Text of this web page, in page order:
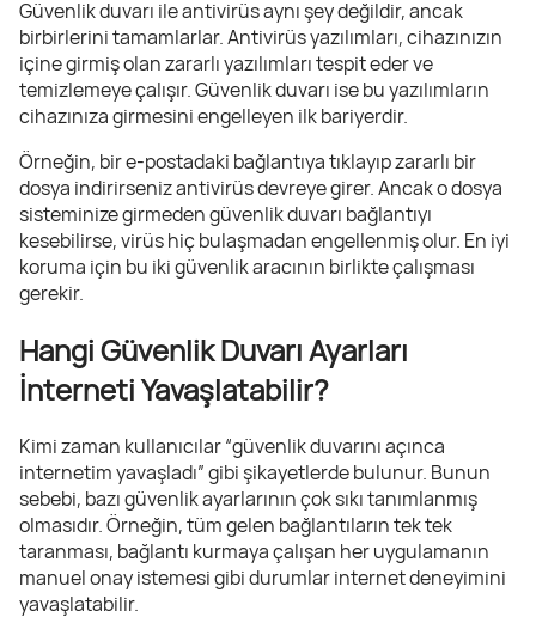
Güvenlik duvarı ile antivirüs aynı şey değildir, ancak
birbirlerini tamamlarlar. Antivirüs yazılımları, cihazınızın
içine girmiş olan zararlı yazılımları tespit eder ve
temizlemeye çalışır. Güvenlik duvarı ise bu yazılımların
cihazınıza girmesini engelleyen ilk bariyerdir.
Örneğin, bir e-postadaki bağlantıya tıklayıp zararlı bir
dosya indirirseniz antivirüs devreye girer. Ancak o dosya
sisteminize girmeden güvenlik duvarı bağlantıyı
kesebilirse, virüs hiç bulaşmadan engellenmiş olur. En iyi
koruma için bu iki güvenlik aracının birlikte çalışması
gerekir.
Hangi Güvenlik Duvarı Ayarları
İnterneti Yavaşlatabilir?
Kimi zaman kullanıcılar “güvenlik duvarını açınca
internetim yavaşladı” gibi şikayetlerde bulunur. Bunun
sebebi, bazı güvenlik ayarlarının çok sıkı tanımlanmış
olmasıdır. Örneğin, tüm gelen bağlantıların tek tek
taranması, bağlantı kurmaya çalışan her uygulamanın
manuel onay istemesi gibi durumlar internet deneyimini
yavaşlatabilir.